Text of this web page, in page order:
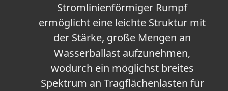
Stromlinienförmiger Rumpf
ermöglicht eine leichte Struktur mit
der Stärke, große Mengen an
Wasserballast aufzunehmen,
wodurch ein möglichst breites
Spektrum an Tragflächenlasten für